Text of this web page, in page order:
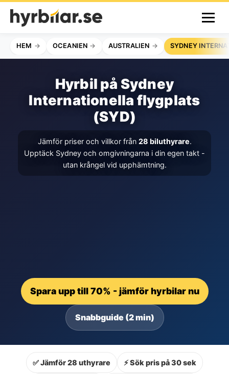
HEM OCEANIEN AUSTRALIEN SYDNEY
Hyrbil på Sydney
Internationella flygplats
(SYD)
Jämför priser och villkor från 28 biluthyrare.
Upptäck Sydney och omgivningarna i din egen takt -
utan krångel vid upphämtning.
Spara upp till 70% - jämför hyrbilar nu
Snabbguide (2 min)
✅ Jämför 28 uthyrare ⚡ Sök pris på 30 sek